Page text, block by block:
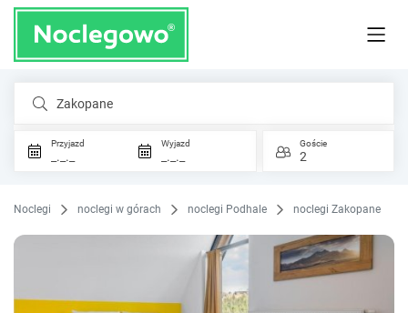
Zakopane
Przyjazd
_._._
Wyjazd
_._._
Goście
2
Noclegi noclegi w górach noclegi Podhale noclegi Zakopane